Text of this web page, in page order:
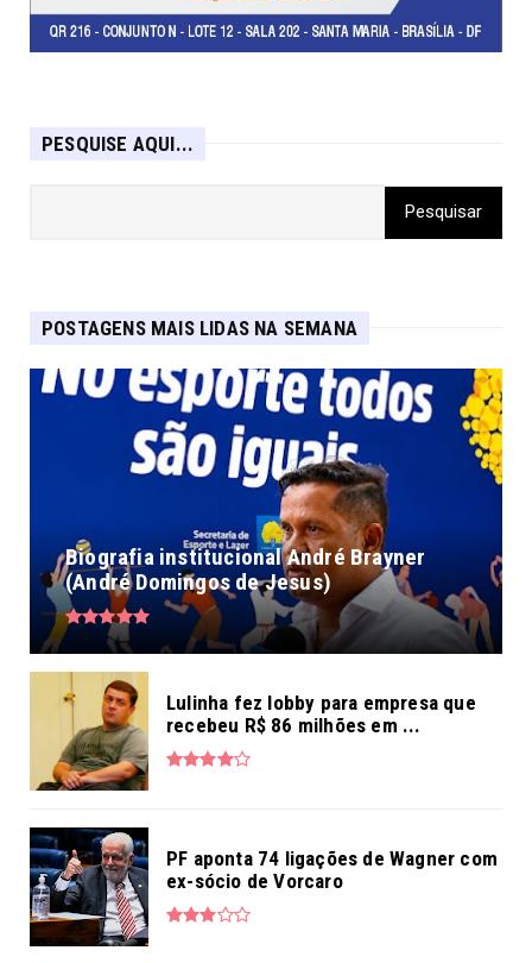
PESQUISE AQUI...
POSTAGENS MAIS LIDAS NA SEMANA
Biografia institucional André Brayner
(André Domingos de Jesus)
Lulinha fez lobby para empresa que
recebeu R$ 86 milhões em ...
PF aponta 74 ligações de Wagner com
ex-sócio de Vorcaro